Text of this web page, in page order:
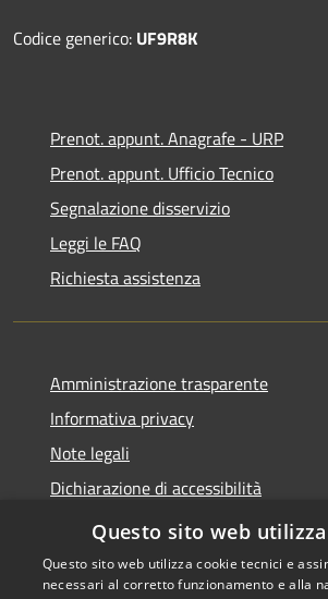
Codice generico: UF9R8K
Prenot. appunt. Anagrafe - URP
Prenot. appunt. Ufficio Tecnico
Segnalazione disservizio
Leggi le FAQ
Richiesta assistenza
Amministrazione trasparente
Informativa privacy
Note legali
Dichiarazione di accessibilità
Whistleblowing
Questo sito web
Questo sito web utilizza cookie tecnici e
necessari al corretto funzionamento e alla